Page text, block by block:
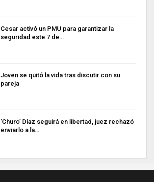
Cesar activó un PMU para garantizar la
seguridad este 7 de…
Joven se quitó la vida tras discutir con su
pareja
‘Churo’ Díaz seguirá en libertad, juez rechazó
enviarlo a la…